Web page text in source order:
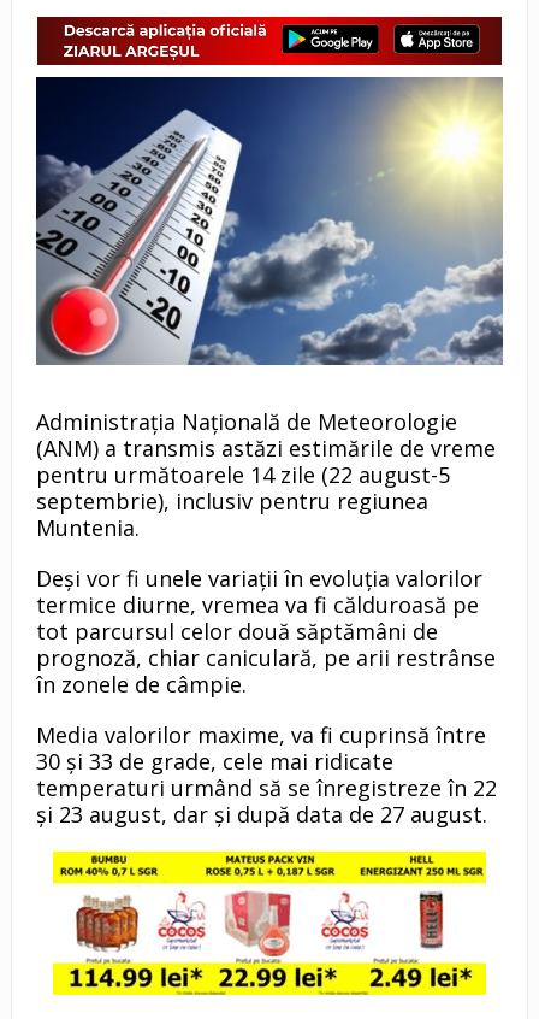
Administrația Națională de Meteorologie
(ANM) a transmis astăzi estimările de vreme
pentru următoarele 14 zile (22 august-5
septembrie), inclusiv pentru regiunea
Muntenia.
Deși vor fi unele variații în evoluția valorilor
termice diurne, vremea va fi călduroasă pe
tot parcursul celor două săptămâni de
prognoză, chiar caniculară, pe arii restrânse
în zonele de câmpie.
Media valorilor maxime, va fi cuprinsă între
30 și 33 de grade, cele mai ridicate
temperaturi urmând să se înregistreze în 22
și 23 august, dar și după data de 27 august.